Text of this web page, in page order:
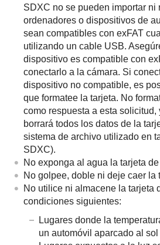
SDXC no se pueden importar ni
ordenadores o dispositivos de
sean compatibles con exFAT
utilizando un cable USB.
dispositivo es compatible con
conectarlo a la cámara. Si
dispositivo no compatible, es
que formatee la tarjeta. No
como respuesta a esta solicitud,
borrará todos los datos de la
sistema de archivo utilizado en
SDXC).
No exponga al agua la tarjeta
No golpee, doble ni deje caer la
No utilice ni almacene la tarjeta
condiciones siguientes:
Lugares donde la
un automóvil aparcado al sol